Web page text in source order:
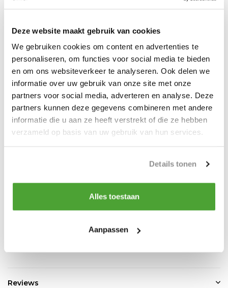
Deze website maakt gebruik van cookies
We gebruiken cookies om content en advertenties te
personaliseren, om functies voor social media te bieden
en om ons websiteverkeer te analyseren. Ook delen we
informatie over uw gebruik van onze site met onze
partners voor social media, adverteren en analyse. Deze
partners kunnen deze gegevens combineren met andere
informatie die u aan ze heeft verstrekt of die ze hebben
verzameld op basis van uw gebruik van hun services.
Details tonen
Alles toestaan
Aanpassen
werklast 2 ton is voor 8mm ketting
werklast 3.15 ton is voor 10mm ketting
werklast 5.3 ton is voor 13mm ketting
werklast 8 ton is voor 16mm ketting
Reviews